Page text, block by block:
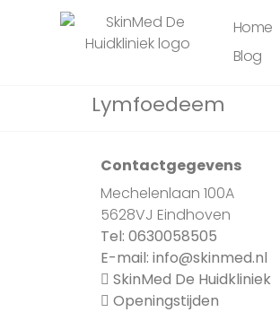
Home
Blog
Lymfoedeem
Contactgegevens
Mechelenlaan 100A
5628VJ Eindhoven
Tel: 0630058505
E-mail: info@skinmed.nl
SkinMed De Huidkliniek
Openingstijden